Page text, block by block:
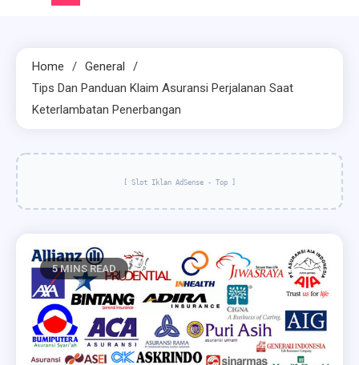
Home
General
Tips Dan Panduan Klaim Asuransi Perjalanan Saat
Keterlambatan Penerbangan
[ Slot Iklan AdSense - Top ]
5 MINS READ